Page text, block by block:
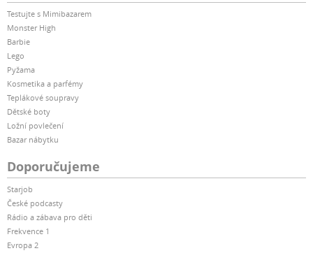
Testujte s Mimibazarem
Monster High
Barbie
Lego
Pyžama
Kosmetika a parfémy
Teplákové soupravy
Dětské boty
Ložní povlečení
Bazar nábytku
Doporučujeme
Starjob
České podcasty
Rádio a zábava pro děti
Frekvence 1
Evropa 2